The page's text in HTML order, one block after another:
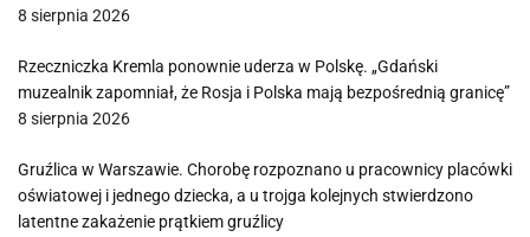
8 sierpnia 2026
Rzeczniczka Kremla ponownie uderza w Polskę. „Gdański
muzealnik zapomniał, że Rosja i Polska mają bezpośrednią granicę”
8 sierpnia 2026
Gruźlica w Warszawie. Chorobę rozpoznano u pracownicy placówki
oświatowej i jednego dziecka, a u trojga kolejnych stwierdzono
latentne zakażenie prątkiem gruźlicy